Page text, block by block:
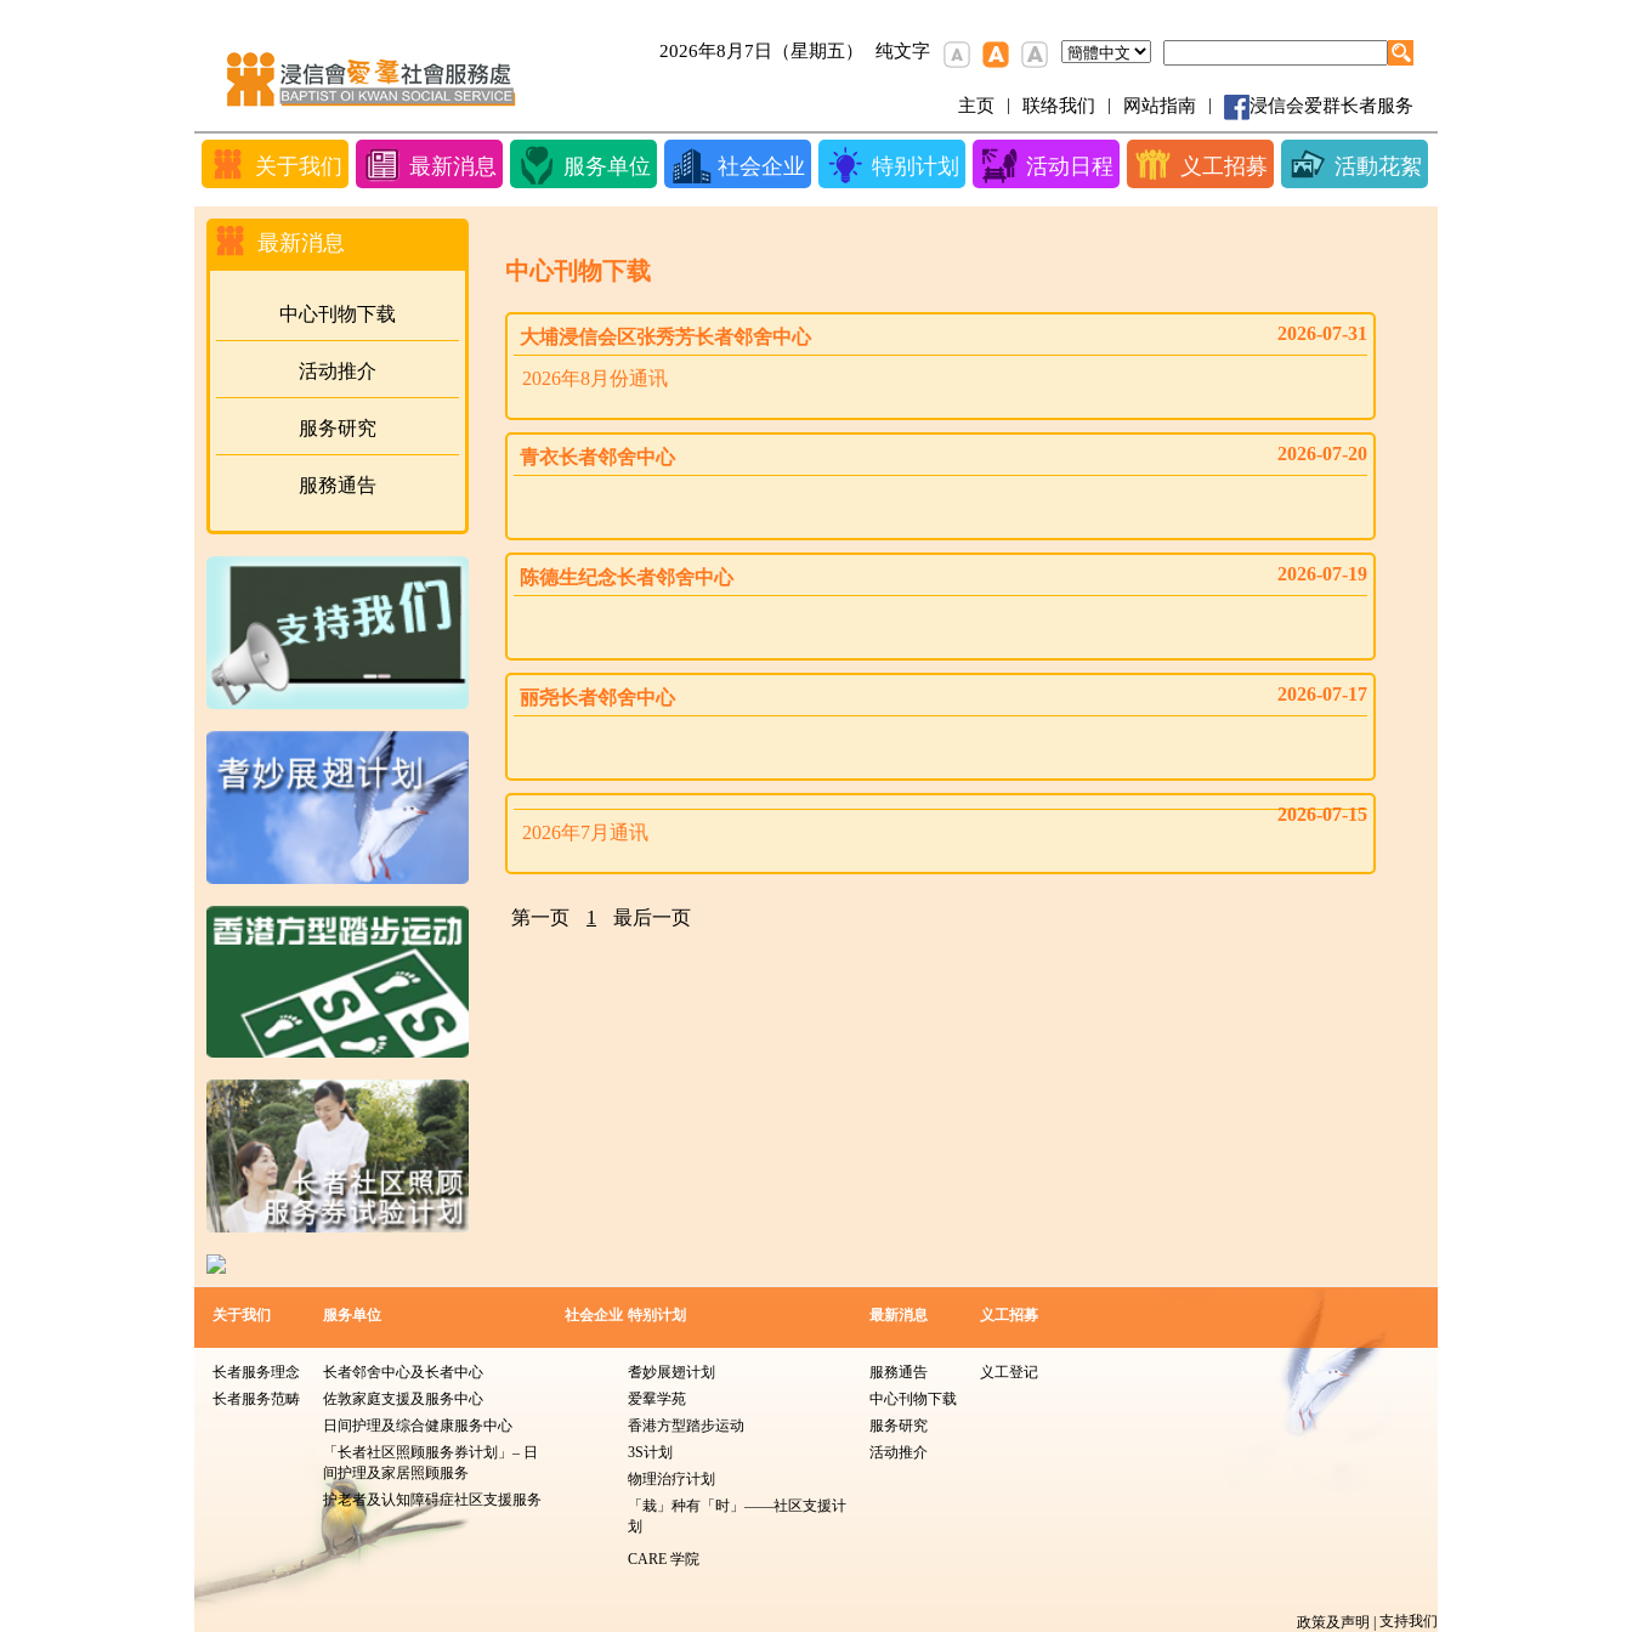
2026年8月7日（星期五） 纯文字
主页 | 联络我们 | 网站指南 | 浸信会爱群长者服务
关于我们 最新消息 服务单位 社会企业 特别计划 活动日程 义工招募 活動花絮
最新消息
中心刊物下载
活动推介
服务研究
服務通告
中心刊物下载
大埔浸信会区张秀芳长者邻舍中心 2026-07-31
2026年8月份通讯
青衣长者邻舍中心 2026-07-20
陈德生纪念长者邻舍中心 2026-07-19
丽尧长者邻舍中心 2026-07-17
2026-07-15
2026年7月通讯
第一页 1 最后一页
关于我们
长者服务理念
长者服务范畴
服务单位
长者邻舍中心及长者中心
佐敦家庭支援及服务中心
日间护理及综合健康服务中心
「长者社区照顾服务券计划」– 日
间护理及家居照顾服务
护老者及认知障碍症社区支援服务
社会企业 特别计划
耆妙展翅计划
爱羣学苑
香港方型​​踏步运动
3S计划
物理治疗计划
「栽」种有「时」——社区支援计
划
CARE 学院
最新消息
服務通告
中心刊物下载
服务研究
活动推介
义工招募
义工登记
政策及声明 支持我们